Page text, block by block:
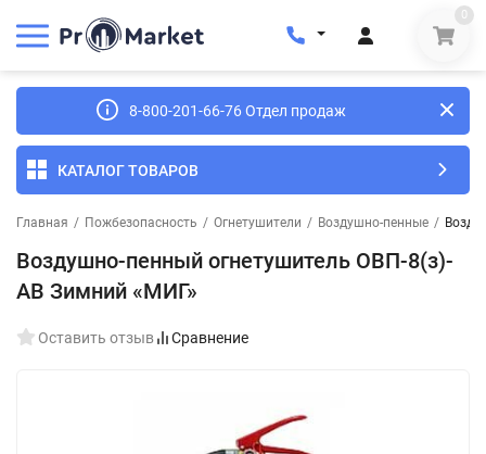
0
8-800-201-66-76 Отдел продаж
КАТАЛОГ ТОВАРОВ
Главная / Пожбезопасность / Огнетушители / Воздушно-пенные /
Воздушно-пенный огнетушитель ОВП-8(з)-
АB Зимний «МИГ»
Оставить отзыв Сравнение